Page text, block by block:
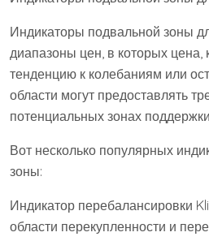
Индикаторы подвальной зоны
диапазоны цен, в которых цена,
тенденцию к колебаниям или
области могут предоставлять
потенциальных зонах
Вот несколько популярных
зоны:
Индикатор перебалансировки
области перекупленности и